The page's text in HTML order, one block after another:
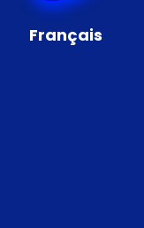
Français